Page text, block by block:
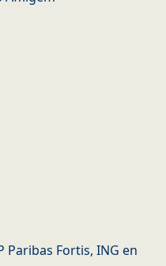
Paribas Fortis, ING en